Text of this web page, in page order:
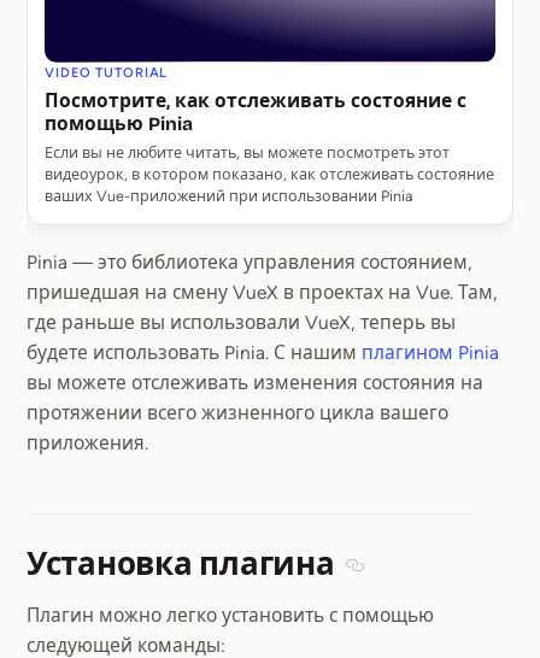
VIDEO TUTORIAL
Посмотрите, как отслеживать состояние с
помощью Pinia
Если вы не любите читать, вы можете посмотреть этот
видеоурок, в котором показано, как отслеживать состояние
ваших Vue-приложений при использовании Pinia
Pinia — это библиотека управления состоянием,
пришедшая на смену VueX в проектах на Vue. Там,
где раньше вы использовали VueX, теперь вы
будете использовать Pinia. С нашим плагином Pinia
вы можете отслеживать изменения состояния на
протяжении всего жизненного цикла вашего
приложения.
Установка плагина
Плагин можно легко установить с помощью
следующей команды: